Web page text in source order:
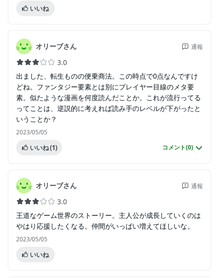
いいね
オリーブさん 通報
3.0
出ました、転生ものの便乗商法。この時点で0点なんですけ
どね。ファンタジー要素とは別にプレイヤー目線のメタ要
素。似たような漫画を何度読んだことか。これが流行ってる
ってことは、逆説的に考えれば読み手のレベルが下がったと
いうことか？
2023/05/05
いいね(1) コメント(0)
オリーブさん 通報
3.0
王道なゲーム世界のストーリー。主人公が成長していくのは
やはり応援したくなる。仲間がいっぱい増えてほしいな。
2023/05/05
いいね